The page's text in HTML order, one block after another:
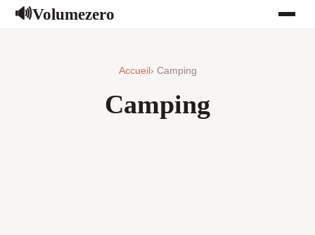
🔊Volumezero
Accueil › Camping
Camping